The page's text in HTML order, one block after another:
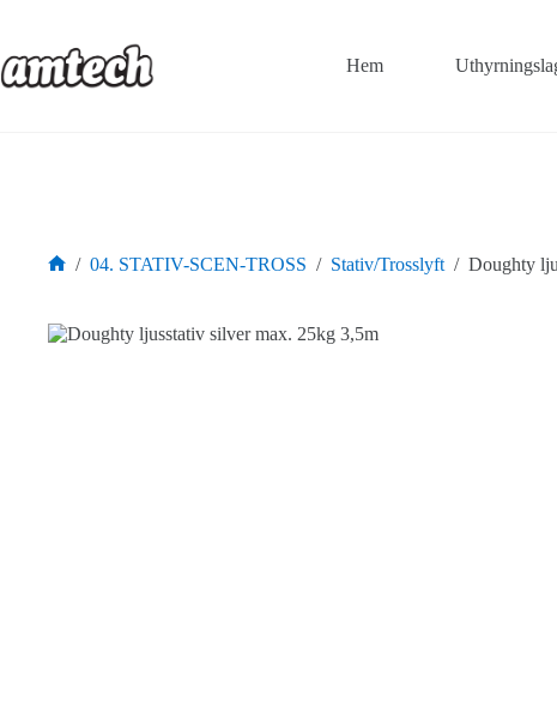
innehåll
Hem
/ 04. STATIV-SCEN-TROSS / Stativ/Trosslyft / Doughty